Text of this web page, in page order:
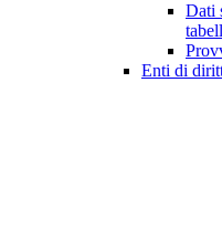
Dati
Enti di